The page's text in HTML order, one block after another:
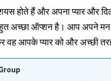
होते हैं और अपना प्यार और
अच्छा ऑप्शन है। आप अपने मन
आपके प्यार को और अच्छी